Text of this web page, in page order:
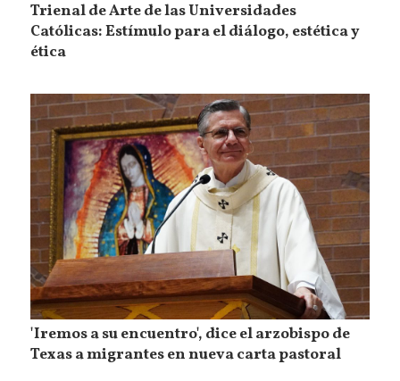
Trienal de Arte de las Universidades
Católicas: Estímulo para el diálogo, estética y
ética
'Iremos a su encuentro', dice el arzobispo de
Texas a migrantes en nueva carta pastoral